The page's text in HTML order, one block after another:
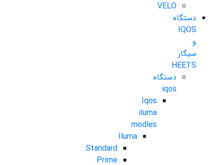
VELO
دستگاه
IQOS
و
سیگار
HEETS
دستگاه
iqos
Iqos
iluma
modles
Iluma
Standard
Prime